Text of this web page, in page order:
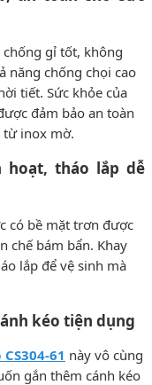
chống gỉ tốt, không
năng chống chọi cao
tiết. Sức khỏe của
đảm bảo an toàn
từ inox mờ.
tháo lắp dễ
có bề mặt trơn được
chế bám bẩn. Khay
lắp để vệ sinh mà
kéo tiện dụng
61 này vô cùng
gắn thêm cánh kéo